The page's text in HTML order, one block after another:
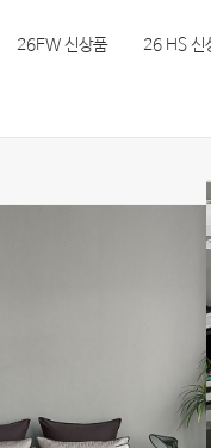
26FW 신상품 26 HS 신